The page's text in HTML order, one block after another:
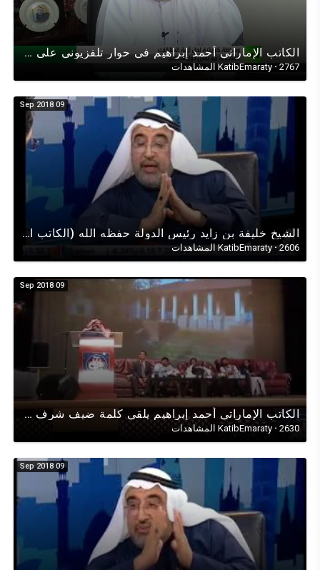
الكاتب اﻹماراتي أحمد إبراهيم في حوار تلفزيوني على قناةRT حول(قطر) ودول مجلس التعاون الخليجي في اليمن
KatibEmaraty· 2767 المشاهدات
09 Sep 2018
الشيخ خليفة بن زايد رئيس الدولة حفظه الله (الكاتب اﻹماراتي أحمد إبراهيم في حوار تلفزيوني)عن صحة سموه
KatibEmaraty·2606 المشاهدات
09 Sep 2018
الكاتب اﻹماراتي أحمد إبراهيم يلقي كلمة ضيف شرف في الحفل السنوي لمسلمي الهند في دبي يوم 13 يناير 2017
KatibEmaraty · 2630 المشاهدات
09 Sep 2018